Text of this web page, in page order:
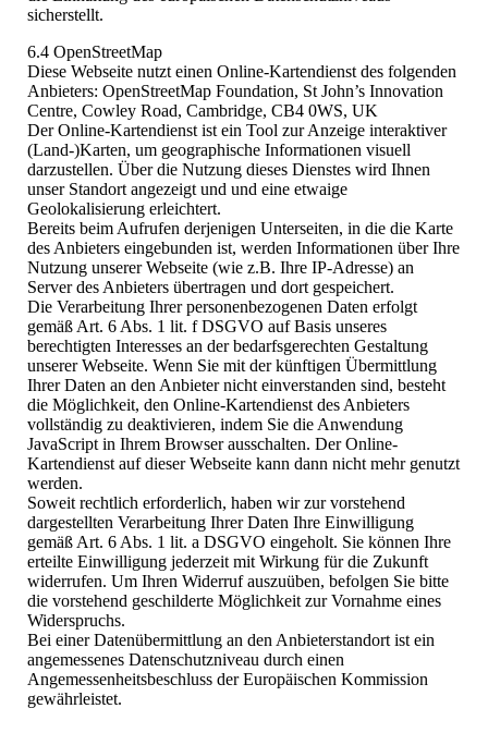
sicherstellt.
6.4 OpenStreetMap
Diese Webseite nutzt einen Online-Kartendienst des folgenden
Anbieters: OpenStreetMap Foundation, St John’s Innovation
Centre, Cowley Road, Cambridge, CB4 0WS, UK
Der Online-Kartendienst ist ein Tool zur Anzeige interaktiver
(Land-)Karten, um geographische Informationen visuell
darzustellen. Über die Nutzung dieses Dienstes wird Ihnen
unser Standort angezeigt und und eine etwaige
Geolokalisierung erleichtert.
Bereits beim Aufrufen derjenigen Unterseiten, in die die Karte
des Anbieters eingebunden ist, werden Informationen über Ihre
Nutzung unserer Webseite (wie z.B. Ihre IP-Adresse) an
Server des Anbieters übertragen und dort gespeichert.
Die Verarbeitung Ihrer personenbezogenen Daten erfolgt
gemäß Art. 6 Abs. 1 lit. f DSGVO auf Basis unseres
berechtigten Interesses an der bedarfsgerechten Gestaltung
unserer Webseite. Wenn Sie mit der künftigen Übermittlung
Ihrer Daten an den Anbieter nicht einverstanden sind, besteht
die Möglichkeit, den Online-Kartendienst des Anbieters
vollständig zu deaktivieren, indem Sie die Anwendung
JavaScript in Ihrem Browser ausschalten. Der Online-
Kartendienst auf dieser Webseite kann dann nicht mehr genutzt
werden.
Soweit rechtlich erforderlich, haben wir zur vorstehend
dargestellten Verarbeitung Ihrer Daten Ihre Einwilligung
gemäß Art. 6 Abs. 1 lit. a DSGVO eingeholt. Sie können Ihre
erteilte Einwilligung jederzeit mit Wirkung für die Zukunft
widerrufen. Um Ihren Widerruf auszuüben, befolgen Sie bitte
die vorstehend geschilderte Möglichkeit zur Vornahme eines
Widerspruchs.
Bei einer Datenübermittlung an den Anbieterstandort ist ein
angemessenes Datenschutzniveau durch einen
Angemessenheitsbeschluss der Europäischen Kommission
gewährleistet.